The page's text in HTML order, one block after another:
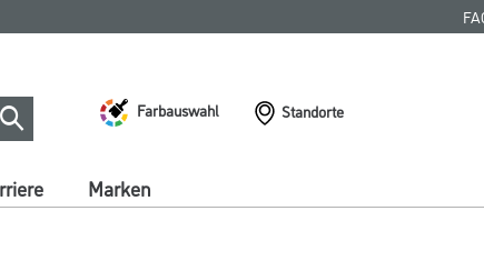
Farbauswahl
Standorte
Marken